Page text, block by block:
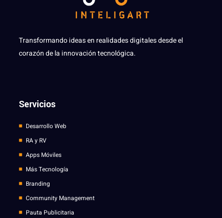
Transformando ideas en realidades digitales desde el
corazón de la innovación tecnológica.
Servicios
Desarrollo Web
RA y RV
Apps Móviles
Más Tecnología
Branding
Community Management
Pauta Publicitaria